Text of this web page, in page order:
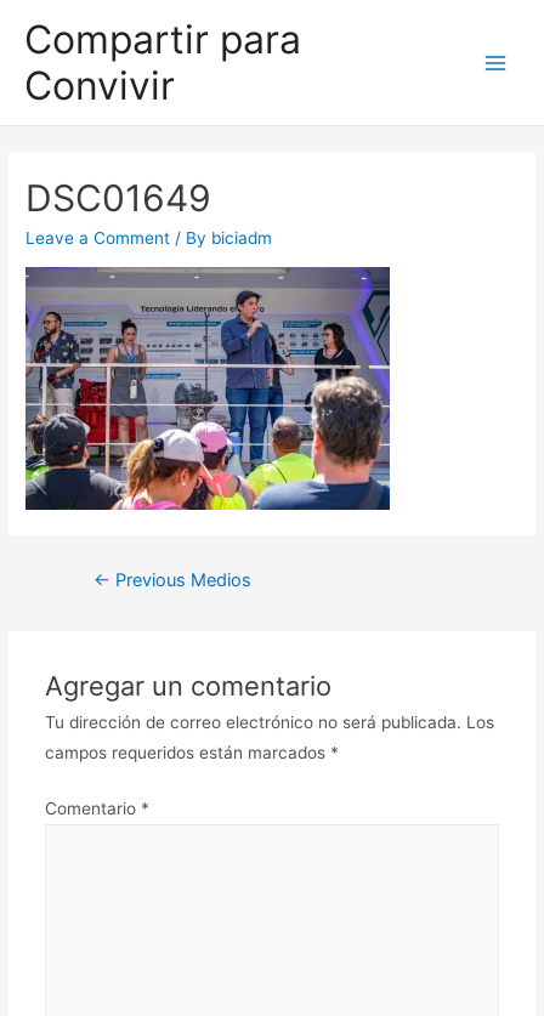
Compartir para
Convivir
DSC01649
Leave a Comment / By biciadm
← Previous Medios
Agregar un comentario
Tu dirección de correo electrónico no será publicada. Los
campos requeridos están marcados *
Comentario *